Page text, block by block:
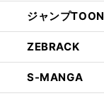
ジャンプTOON
ZEBRACK
S-MANGA